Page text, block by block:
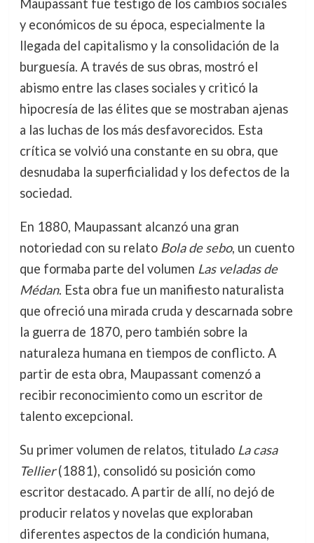
Maupassant fue testigo de los cambios sociales
y económicos de su época, especialmente la
llegada del capitalismo y la consolidación de la
burguesía. A través de sus obras, mostró el
abismo entre las clases sociales y criticó la
hipocresía de las élites que se mostraban ajenas
a las luchas de los más desfavorecidos. Esta
crítica se volvió una constante en su obra, que
desnudaba la superficialidad y los defectos de la
sociedad.
En 1880, Maupassant alcanzó una gran
notoriedad con su relato Bola de sebo, un cuento
que formaba parte del volumen Las veladas de
Médan. Esta obra fue un manifiesto naturalista
que ofreció una mirada cruda y descarnada sobre
la guerra de 1870, pero también sobre la
naturaleza humana en tiempos de conflicto. A
partir de esta obra, Maupassant comenzó a
recibir reconocimiento como un escritor de
talento excepcional.
Su primer volumen de relatos, titulado La casa
Tellier(1881), consolidó su posición como
escritor destacado. A partir de allí, no dejó de
producir relatos y novelas que exploraban
diferentes aspectos de la condición humana,